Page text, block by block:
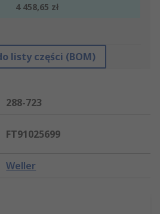
4 458,65 zł
listy części (BOM)
288-723
FT91025699
Weller